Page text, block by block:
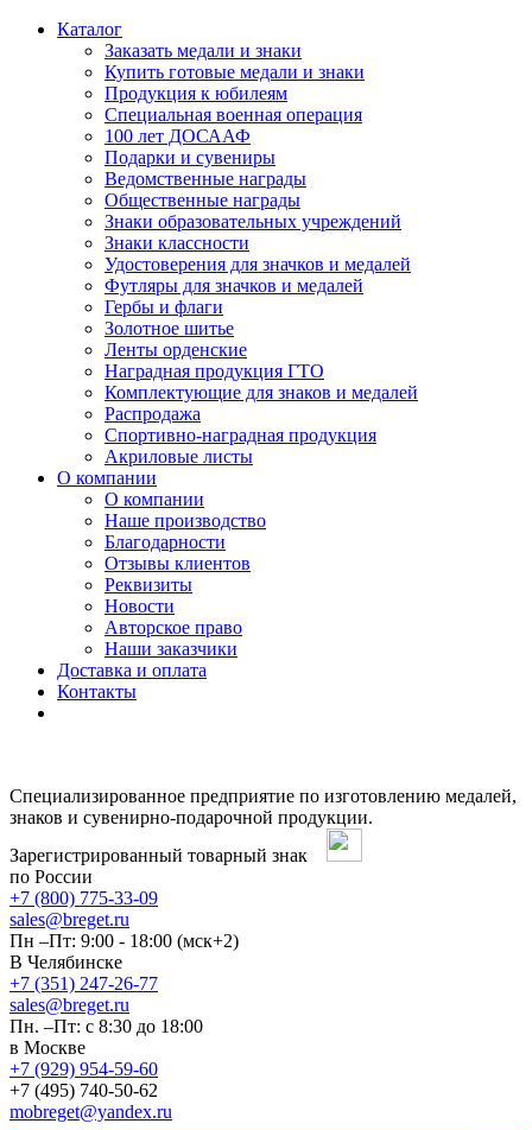
Каталог
Заказать медали и знаки
Купить готовые медали и знаки
Продукция к юбилеям
Специальная военная операция
100 лет ДОСААФ
Подарки и сувениры
Ведомственные награды
Общественные награды
Знаки образовательных учреждений
Знаки классности
Удостоверения для значков и медалей
Футляры для значков и медалей
Гербы и флаги
Золотное шитье
Ленты орденские
Наградная продукция ГТО
Комплектующие для знаков и медалей
Распродажа
Спортивно-наградная продукция
Акриловые листы
О компании
О компании
Наше производство
Благодарности
Отзывы клиентов
Реквизиты
Новости
Авторское право
Наши заказчики
Доставка и оплата
Контакты
Специализированное предприятие по изготовлению медалей,
знаков и сувенирно-подарочной продукции.
Зарегистрированный товарный знак
по России
+7 (800) 775-33-09
sales@breget.ru
Пн –Пт: 9:00 - 18:00 (мск+2)
В Челябинске
+7 (351) 247-26-77
sales@breget.ru
Пн. –Пт: с 8:30 до 18:00
в Москве
+7 (929) 954-59-60
+7 (495) 740-50-62
mobreget@yandex.ru